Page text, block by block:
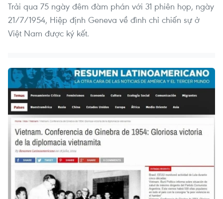
Trải qua 75 ngày đêm đàm phán với 31 phiên họp, ngày
21/7/1954, Hiệp định Geneva về đình chỉ chiến sự ở
Việt Nam được ký kết.